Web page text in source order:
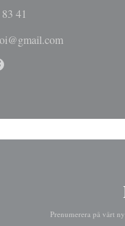
41
((öppnas i ett
Prenumerera på vårt